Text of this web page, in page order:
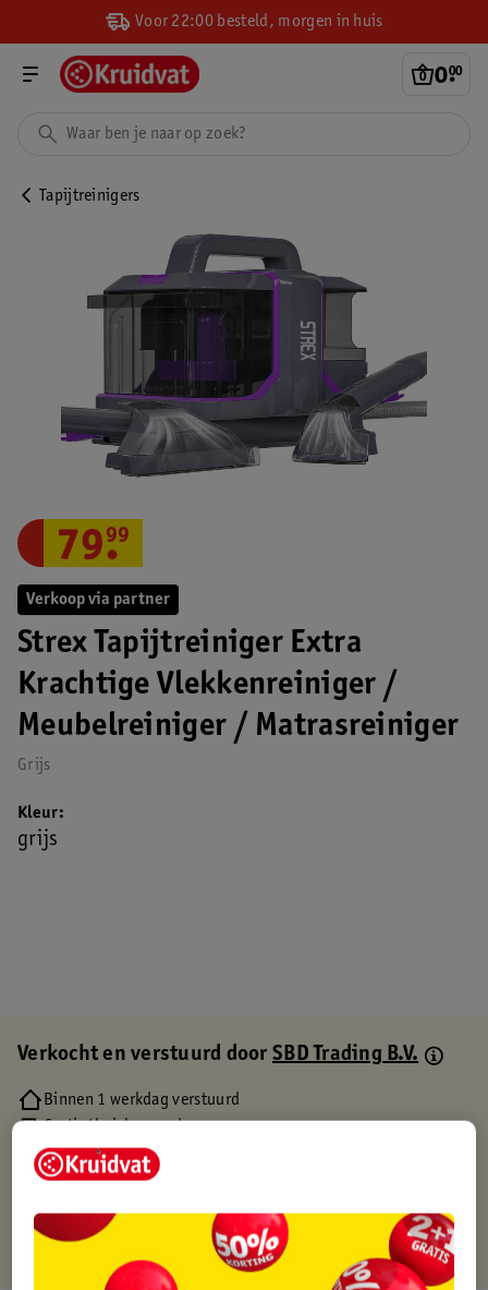
Voor 22:00 besteld, morgen in huis
0.
00
Tapijtreinigers
Verkoop via partner
Strex Tapijtreiniger Extra
Krachtige Vlekkenreiniger /
Meubelreiniger / Matrasreiniger
Grijs
79.
99
Kleur
grijs
Verkocht en verstuurd doorSBD Trading B.V.
Binnen 1 werkdag verstuurd
Gratis thuisbezorgd
Gratis retourneren via verkooppartner.
Gratis punten met je Kruidvat kaart